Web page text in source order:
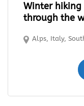
Winter hiking
through the
Alps, Italy,